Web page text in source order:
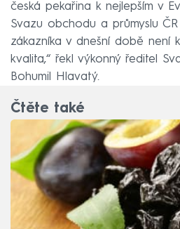
česká pekařina k nejlepším v
Svazu obchodu a průmyslu ČR
zákazníka v dnešní době není
kvalita,“ řekl výkonný ředitel
Bohumil Hlavatý.
Čtěte také